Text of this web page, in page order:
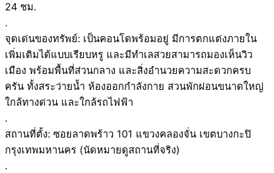
24 ชม.
.
จุดเด่นของทรัพย์: เป็นคอนโดพร้อมอยู่ มีการตกแต่งภายใน
เพิ่มเติมได้แบบเรียบหรู และมีทำเลสวยสามารถมองเห็นวิว
เมือง พร้อมพื้นที่ส่วนกลาง และสิ่งอำนวยความสะดวกครบ
ครัน ทั้งสระว่ายน้ำ ห้องออกกำลังกาย สวนพักผ่อนขนาดใหญ่
ใกล้ทางด่วน และใกล้รถไฟฟ้า
.
สถานที่ตั้ง: ซอยลาดพร้าว 101 แขวงคลองจั่น เขตบางกะปิ
กรุงเทพมหานคร (นัดหมายดูสถานที่จริง)
.